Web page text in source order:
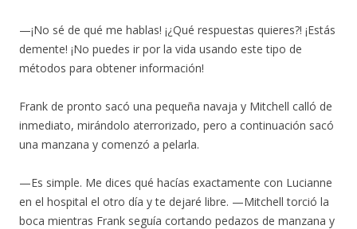
—¡No sé de qué me hablas! ¡¿Qué respuestas quieres?! ¡Estás
demente! ¡No puedes ir por la vida usando este tipo de
métodos para obtener información!
Frank de pronto sacó una pequeña navaja y Mitchell calló de
inmediato, mirándolo aterrorizado, pero a continuación sacó
una manzana y comenzó a pelarla.
—Es simple. Me dices qué hacías exactamente con Lucianne
en el hospital el otro día y te dejaré libre. —Mitchell torció la
boca mientras Frank seguía cortando pedazos de manzana y